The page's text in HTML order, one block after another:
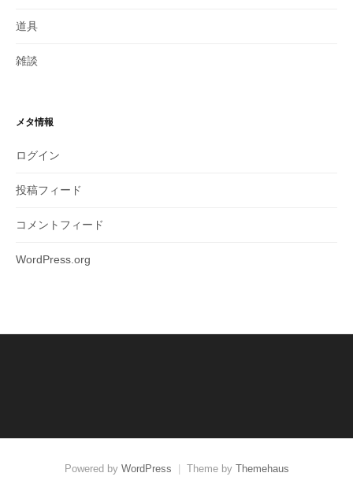
道具
雑談
メタ情報
ログイン
投稿フィード
コメントフィード
WordPress.org
Powered by WordPress Theme by Themehaus